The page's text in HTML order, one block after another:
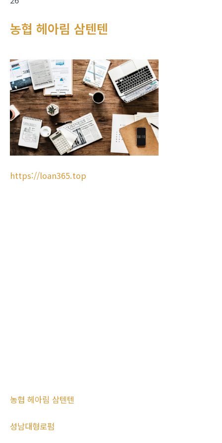
농협 헤아림 삼텐텐
https://loan365.top
농협 헤아림 삼텐텐
성남대형로펌